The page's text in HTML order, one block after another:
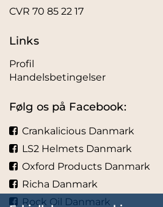
CVR 70 85 22 17
Links
Profil
Handelsbetingelser
Følg os på Facebook:
Crankalicious Danmark
LS2 Helmets Danmark
Oxford Products Danmark
Richa Danmark
Rock Oil Danmark